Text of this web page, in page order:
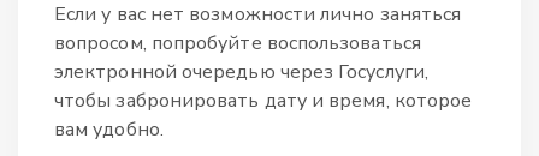
Если у вас нет возможности лично заняться
вопросом, попробуйте воспользоваться
электронной очередью через Госуслуги,
чтобы забронировать дату и время, которое
вам удобно.